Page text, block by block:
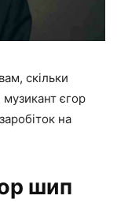
скільки
єгор
на
шип